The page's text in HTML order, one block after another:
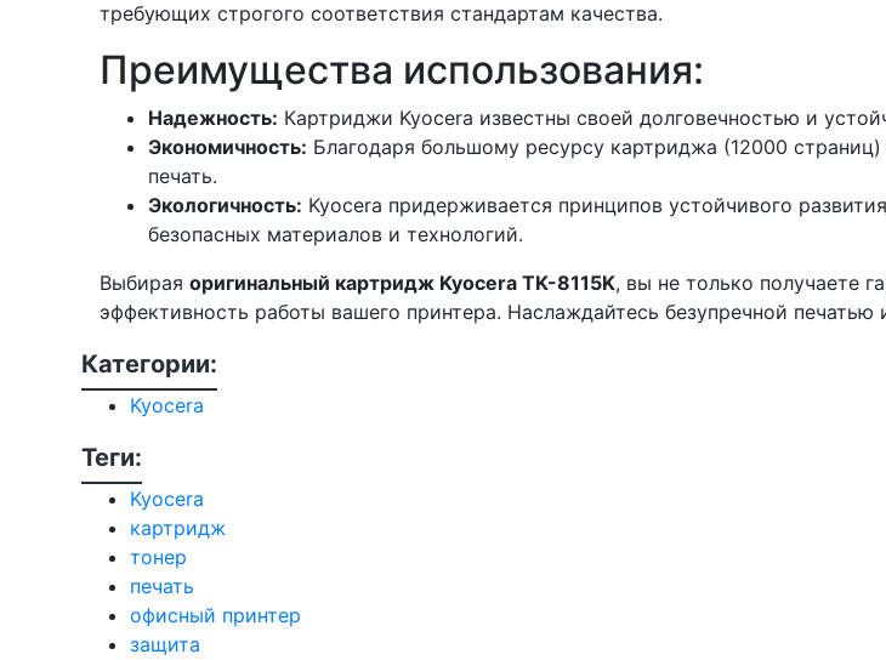
требующих строгого соответствия стандартам качества.
Преимущества использования:
Надежность: Картриджи Kyocera известны своей долговечностью и
Экономичность: Благодаря большому ресурсу картриджа (12000
печать.
Экологичность: Kyocera придерживается принципов устойчивого
безопасных материалов и технологий.
Выбирая оригинальный картридж Kyocera TK-8115K, вы не только получаете
эффективность работы вашего принтера. Наслаждайтесь безупречной
Категории:
Kyocera
Теги:
Kyocera
картридж
тонер
печать
офисный принтер
защита